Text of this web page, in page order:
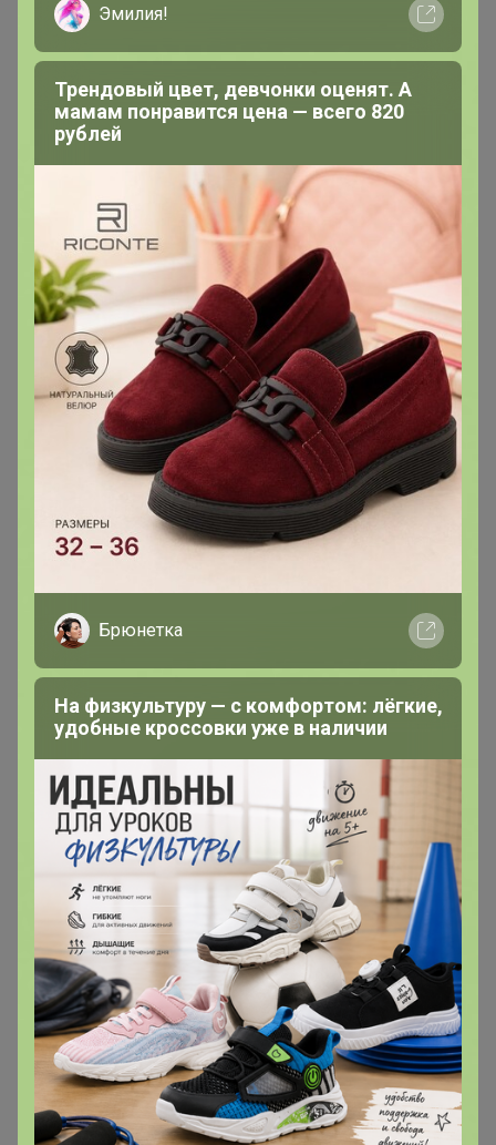
arieskm
Магистр
В теме "Cacava! Лучший шоколад премиального
качества!⚡ ЕСТЬ ПРОБНИКИ! ⚡ОТЗЫВЫ СУПЕР!"
23 апреля, 2024 14:24
Добрый день! На сайте есть новинки. Вы их включите
в ассортимент?)))
arieskm
В теме "Academie французская косметика +Vivax.
ПРЕДЗАКАЗ "
23 марта, 2024 20:38
Скажите, а есть надежда подождать крем с кальцием
в салонном объеме?
1 3 4
Показаны записи1-10из37.
Эмилия!
Трендовый цвет, девчонки оценят. А
мамам понравится цена — всего 820
рублей
Брюнетка
На физкультуру — с комфортом: лёгкие,
удобные кроссовки уже в наличии